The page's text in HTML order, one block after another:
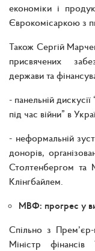
економіки і
Єврокомісаркою з
Також Сергій
присвячених
держави та
- панельній
під час війни” в
- неформальній
донорів,
Столтенбергом та
Клінгбайлем.
МВФ: прогрес у
Спільно з
Міністр